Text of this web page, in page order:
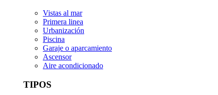
Vistas al mar
Primera linea
Urbanización
Piscina
Garaje o aparcamiento
Ascensor
Aire acondicionado
TIPOS